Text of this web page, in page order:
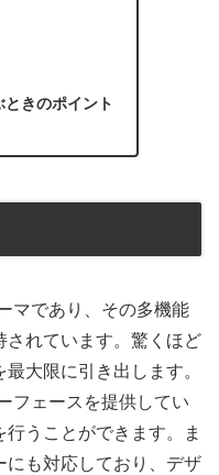
きのポイント
マであり、その多機能
されています。驚くほど
大限に引き出します。
フェースを提供してい
うことができます。ま
にも対応しており、デザ